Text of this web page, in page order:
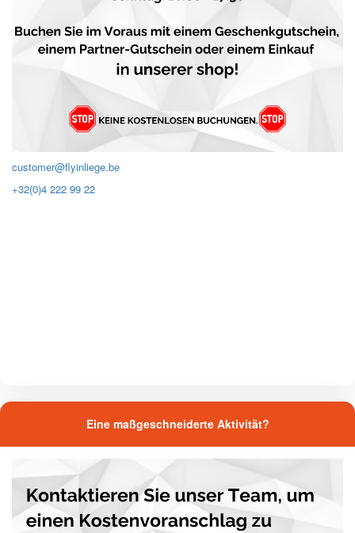
customer@flyinliege.be
+32(0)4 222 99 22
Eine maßgeschneiderte Aktivität?